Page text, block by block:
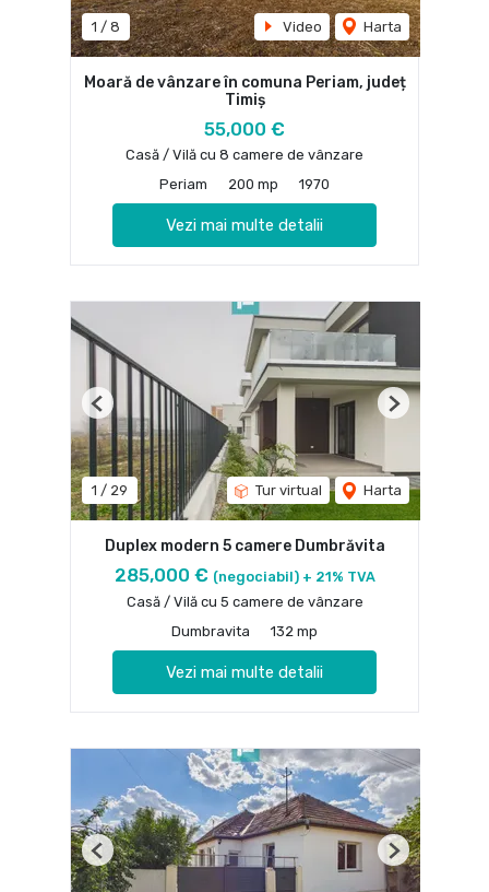
1 / 8 Video Harta
Moară de vânzare în comuna Periam, județ
Timiș
55,000 €
Casă / Vilă cu 8 camere de vânzare
Periam
200 mp 1970
Vezi mai multe detalii
1 / 29 Tur virtual Harta
Previous Next
Duplex modern 5 camere Dumbrăvita
285,000 € (negociabil) + 21% TVA
Casă / Vilă cu 5 camere de vânzare
Dumbravita
132 mp
Vezi mai multe detalii
Previous Next